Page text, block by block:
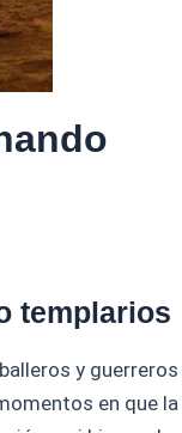
templarios
y guerreros
en que la